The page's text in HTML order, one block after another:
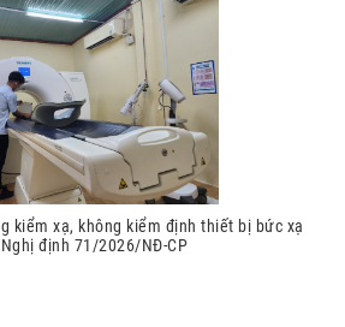
kiểm xạ, không kiểm định thiết bị bức xạ
định 71/2026/NĐ-CP